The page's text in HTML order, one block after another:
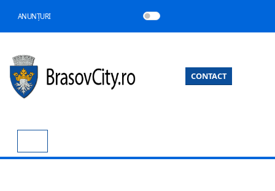
ANUNȚURI
CONTACT